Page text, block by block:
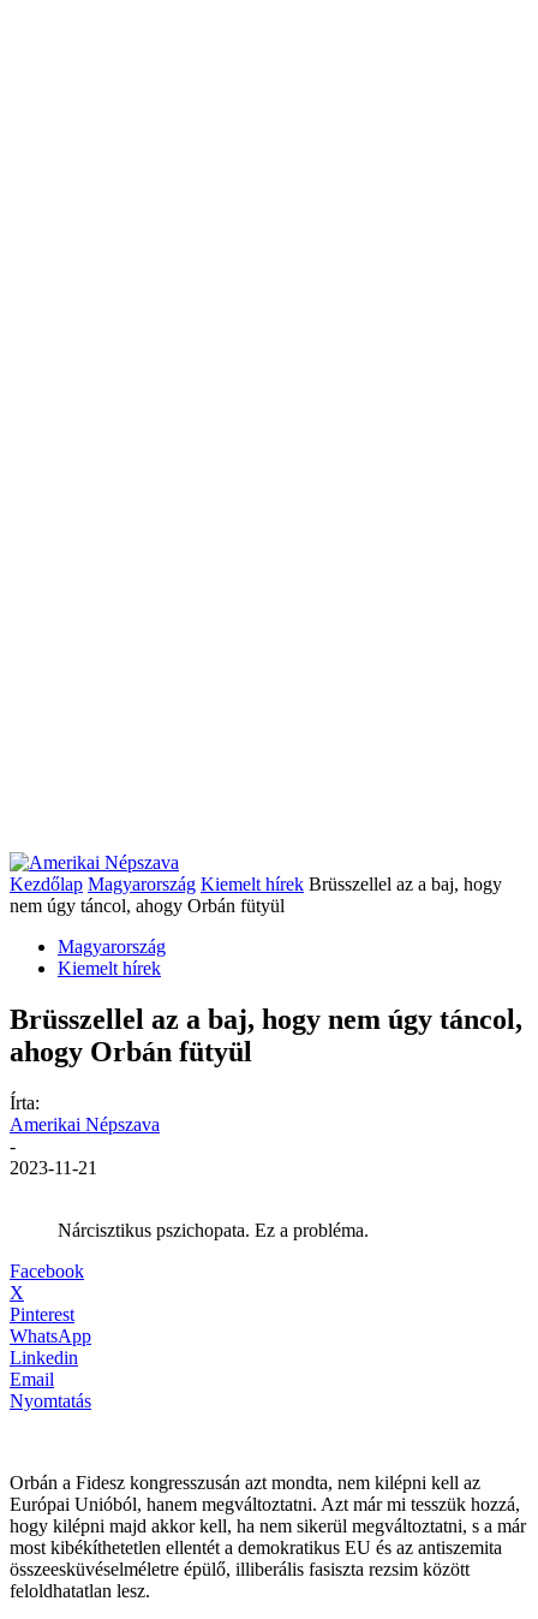
Kezdőlap Magyarország Kiemelt hírek Brüsszellel az a baj, hogy
nem úgy táncol, ahogy Orbán fütyül
Magyarország
Kiemelt hírek
Brüsszellel az a baj, hogy nem úgy táncol,
ahogy Orbán fütyül
Írta:
Amerikai Népszava
-
2023-11-21
Nárcisztikus pszichopata. Ez a probléma.
Facebook
X
Pinterest
WhatsApp
Linkedin
Email
Nyomtatás
Orbán a Fidesz kongresszusán azt mondta, nem kilépni kell az
Európai Unióból, hanem megváltoztatni. Azt már mi tesszük hozzá,
hogy kilépni majd akkor kell, ha nem sikerül megváltoztatni, s a már
most kibékíthetetlen ellentét a demokratikus EU és az antiszemita
összeesküvéselméletre épülő, illiberális fasiszta rezsim között
feloldhatatlan lesz.